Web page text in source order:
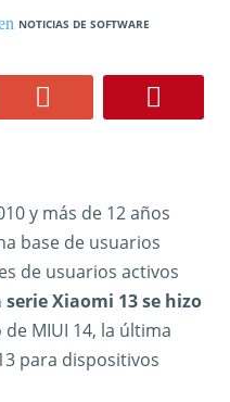
NOTICIAS DE SOFTWARE
y más de 12 años
base de usuarios
de usuarios activos
Xiaomi 13 se hizo
MIUI 14, la última
para dispositivos